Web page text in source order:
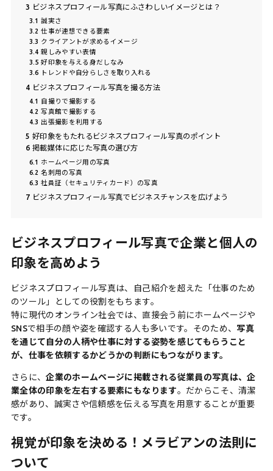
3 ビジネスプロフィール写真にふさわしいイメージとは？
3.1 誠実さ
3.2 仕事が連想できる要素
3.3 クライアントが求めるイメージ
3.4 親しみやすい表情
3.5 好印象を与える身だしなみ
3.6 トレンドや自分らしさを取り入れる
4 ビジネスプロフィール写真を撮る方法
4.1 自撮りで撮影する
4.2 写真館で撮影する
4.3 出張撮影を利用する
5 好印象をもたれるビジネスプロフィール写真のポイント
6 掲載媒体に応じた写真の選び方
6.1 ホームページ用の写真
6.2 名刺用の写真
6.3 社員証（セキュリティカード）の写真
7 ビジネスプロフィール写真でビジネスチャンスを広げよう
ビジネスプロフィール写真で企業と個人の
印象を高めよう
ビジネスプロフィール写真は、自己紹介を超えた「仕事のため
のツール」としての役割をもちます。
特に現代のオンライン社会では、直接会う前にホームページや
SNSで相手の顔や姿を確認する人も多いです。そのため、 写真
を通じて自分の人柄や仕事に対する姿勢を感じてもらうこと
が、仕事を依頼するかどうかの判断にもつながります。
さらに、企業のホームページに掲載される従業員の写真は、企
業全体の印象を左右する要素にもなります。だからこそ、清潔
感があり、誠実さや信頼感を伝える写真を用意することが重要
です。
視覚が印象を決める！メラビアンの法則に
ついて